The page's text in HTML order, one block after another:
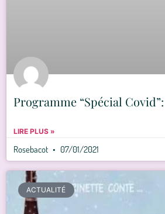
Programme “Spécial Covid”:
LIRE PLUS »
Rosebacot 07/01/2021
ACTUALITÉ